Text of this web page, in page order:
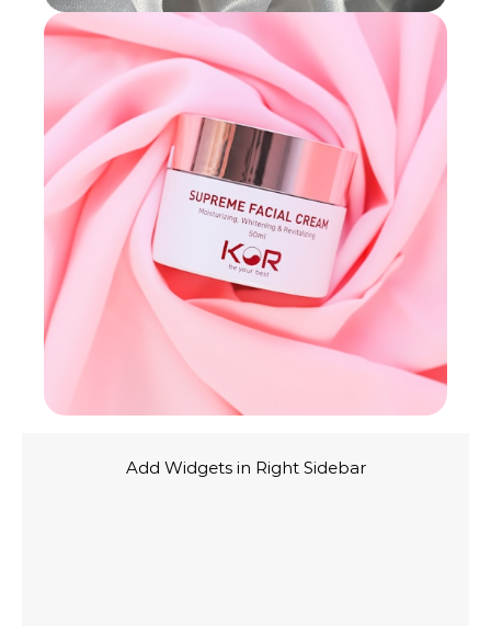
Add Widgets in Right Sidebar